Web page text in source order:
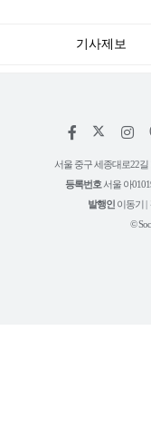
기사제보
페
스
북
인
타
그
램
서울 중구 세종대로22길
등록번호 서울 아
발행인 이동기 |
©